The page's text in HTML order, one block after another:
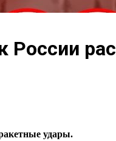
удары.